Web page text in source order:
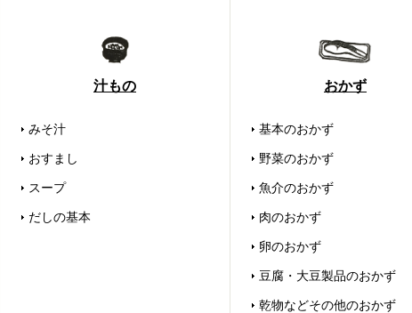
汁もの
みそ汁
おすまし
スープ
だしの基本
おかず
基本のおかず
野菜のおかず
魚介のおかず
肉のおかず
卵のおかず
豆腐・大豆製品のおかず
乾物などその他のおかず